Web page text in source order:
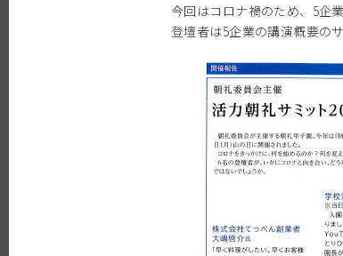
今回はコロナ禍のため、5企
登壇者は5企業の講演概要の